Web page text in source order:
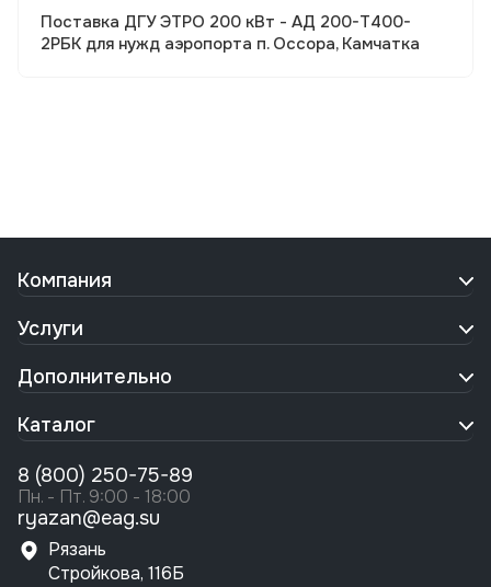
Поставка ДГУ ЭТРО 200 кВт - АД 200-Т400-
2РБК для нужд аэропорта п. Оссора, Камчатка
Компания
Услуги
Дополнительно
Каталог
8 (800) 250-75-89
Пн. - Пт. 9:00 - 18:00
ryazan@eag.su
Рязань
Стройкова, 116Б